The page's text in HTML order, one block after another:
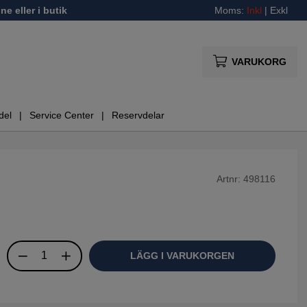
eller i butik Moms: Inkl | Exkl
VARUKORG
Service Center Reservdelar
Artnr: 498116
LÄGG I VARUKORGEN